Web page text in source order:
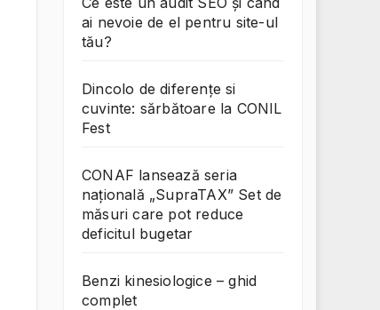
ai nevoie de el pentru site-ul
tău?
Dincolo de diferențe si
cuvinte: sărbătoare la CONIL
Fest
CONAF lansează seria
națională „SupraTAX” Set de
măsuri care pot reduce
deficitul bugetar
Benzi kinesiologice – ghid
complet